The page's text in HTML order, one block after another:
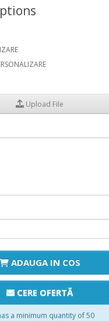
Upload File
ADAUGA IN COS
CERE OFERTĂ
a minimum quantity of 50